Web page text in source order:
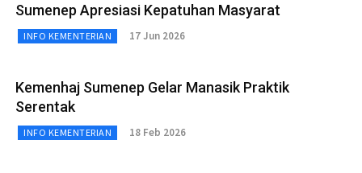
Sumenep Apresiasi Kepatuhan Masyarat
INFO KEMENTERIAN 17 Jun 2026
Kemenhaj Sumenep Gelar Manasik Praktik
Serentak
INFO KEMENTERIAN 18 Feb 2026